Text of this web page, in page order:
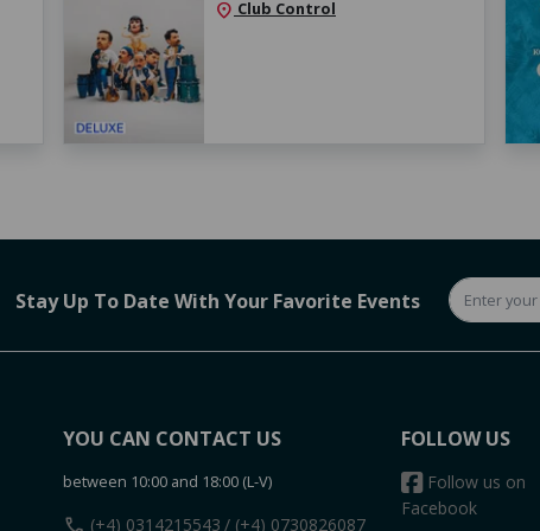
location_on Club Control
Stay Up To Date With Your Favorite Events
YOU CAN CONTACT US
between 10:00 and 18:00 (L-V)
(+4) 0314215543 / (+4) 0730826087
FOLLOW US
Follow us on
Facebook